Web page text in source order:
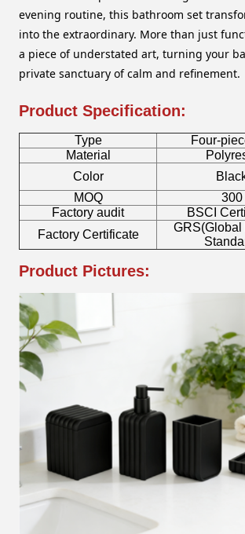
evening routine, this bathroom set
into the extraordinary. More than just
a piece of understated art, turning your
private sanctuary of calm and refinement.
Product Specification:
Type Four-
Material
Color
MOQ
300
Factory audit
BSCI
Factory Certificate
GRS(Global
Product Pictures: